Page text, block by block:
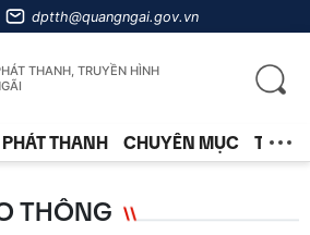
dptth@quangngai.gov.vn
THANH, TRUYỀN HÌNH
PHÁT THANH CHUYÊN MỤC TIN
THÔNG